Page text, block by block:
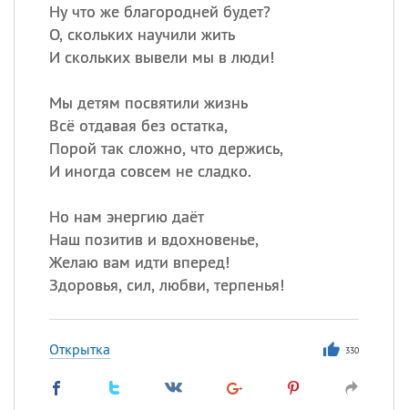
Ну что же благородней будет?
О, скольких научили жить
И скольких вывели мы в люди!
Мы детям посвятили жизнь
Всё отдавая без остатка,
Порой так сложно, что держись,
И иногда совсем не сладко.
Но нам энергию даёт
Наш позитив и вдохновенье,
Желаю вам идти вперед!
Здоровья, сил, любви, терпенья!
Открытка 330
Сергей